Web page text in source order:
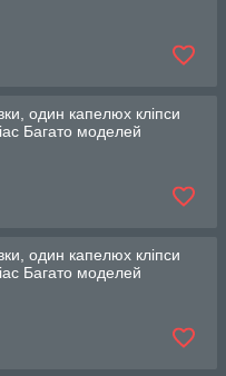
один капелюх кліпси
Багато моделей
один капелюх кліпси
Багато моделей